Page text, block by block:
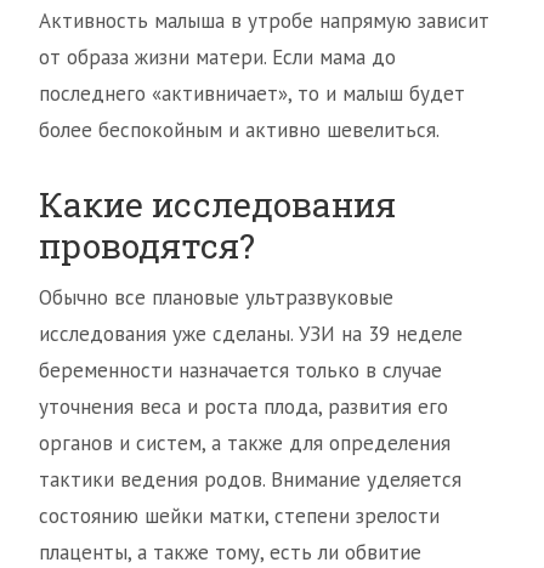
Активность малыша в утробе напрямую зависит
от образа жизни матери. Если мама до
последнего «активничает», то и малыш будет
более беспокойным и активно шевелиться.
Какие исследования
проводятся?
Обычно все плановые ультразвуковые
исследования уже сделаны. УЗИ на 39 неделе
беременности назначается только в случае
уточнения веса и роста плода, развития его
органов и систем, а также для определения
тактики ведения родов. Внимание уделяется
состоянию шейки матки, степени зрелости
плаценты, а также тому, есть ли обвитие